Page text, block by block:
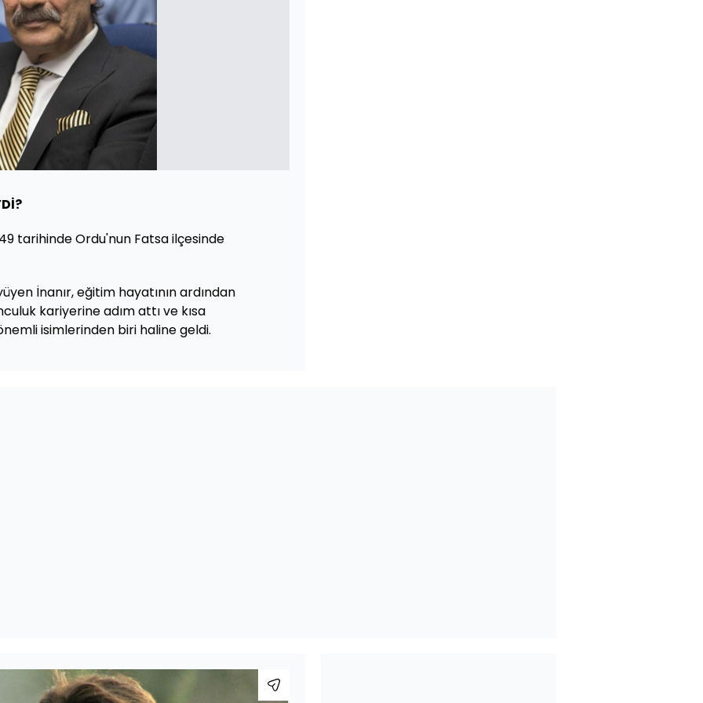
tarihinde Ordu'nun Fatsa ilçesinde
İnanır, eğitim hayatının ardından
kariyerine adım attı ve kısa
isimlerinden biri haline geldi.